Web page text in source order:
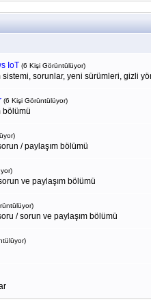
IoT (6 Kişi Görüntülüyor)
sorunlar, yeni sürümleri, gizli
(6 Kişi Görüntülüyor)
bölümü
/ paylaşım bölümü
ve paylaşım bölümü
/ sorun ve paylaşım bölümü